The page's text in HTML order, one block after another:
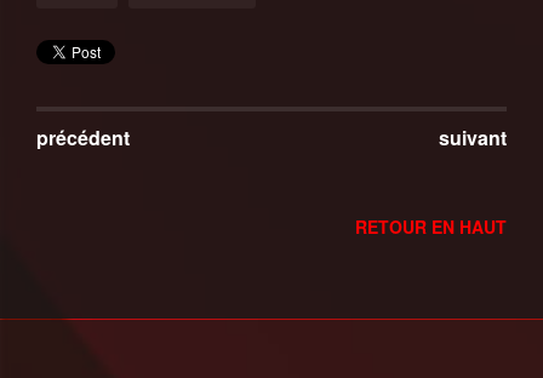
précédent suivant
RETOUR EN HAUT